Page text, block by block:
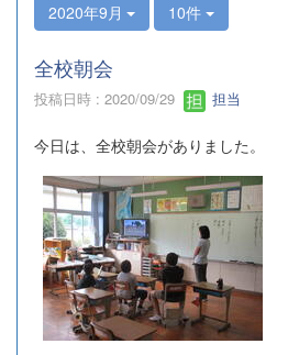
2020年9月 10件
全校朝会
投稿日時 : 2020/09/29 担当
今日は、全校朝会がありました。